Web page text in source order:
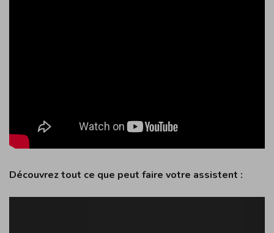
Découvrez tout ce que peut faire votre assistent :